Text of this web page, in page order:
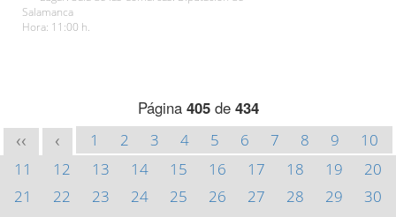
Salamanca
Hora: 11:00 h.
Página 405de 434
<< < 1 2 3 4 5 6 7 8 9
10
11
12 13 14 15 16 17 18 19
20
21
22 23 24 25 26 27 28 29
30